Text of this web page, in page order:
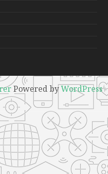
Powered byWordPress